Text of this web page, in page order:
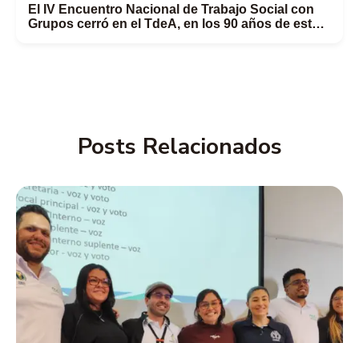
El IV Encuentro Nacional de Trabajo Social con
Grupos cerró en el TdeA, en los 90 años de esta
Posts Relacionados